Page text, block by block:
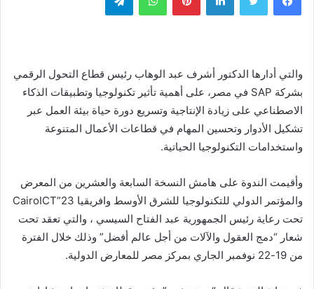
والتي أدارها الدكتور أشرف عبد الوهاب رئيس قطاع التحول الرقمي
بشركة SAP في مصر، على أهمية تأثير تكنولوجيا وتطبيقات الذكاء
الاصطناعي على زيادة الإنتاجية وتسريع دورة حياة بيئة العمل عبر
تشكيل الأدوار وتحسين المهام في قطاعات الأعمال المتنوعة
واستخدامات التكنولوجيا الحياتية.
وأقيمت الندوة على هامش النسخة السابعة والعشرين من المعرض
والمؤتمر الدولي للتكنولوجيا للشرق الأوسط وافريقيا CairoICT”23
تحت رعاية رئيس الجمهورية عبد الفتاح السيسي ، والتي تعقد تحت
شعار “دمج العقول والآلات من أجل عالم أفضل” وذلك خلال الفترة
من 19-22 نوفمبر الجاري بمركز مصر للمعارض الدولية.